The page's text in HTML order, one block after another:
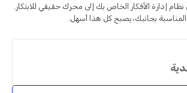
إدارة الأفكار الخاص بك إلى محرك حقيقي للابتكار.
المناسبة بجانبك، يصبح كل هذا أسهل.